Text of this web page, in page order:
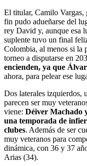
El titular, Camilo Vargas,
fin pudo adueñarse del
rey David y, aunque esa
suplente tuvo un final
Colombia, al menos si la
torneo a disputarse en
encienden, ya que
ahora, para pelear ese
Dos laterales izquierdos,
parecen ser muy
viene: Déiver Machado
una temporada de
clubes. Además de ser
muy veteranos para
dinámica, con 36 y 37
Arias (34).